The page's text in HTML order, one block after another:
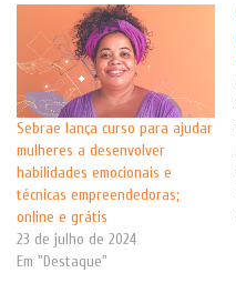
Sebrae lança curso para ajudar
mulheres a desenvolver
habilidades emocionais e
técnicas empreendedoras;
online e grátis
23 de julho de 2024
Em "Destaque"